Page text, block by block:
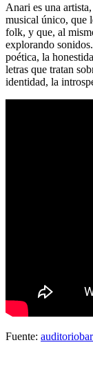
Anari es una
musical único, que
folk, y que, al
explorando
poética, la
letras que tratan
identidad, la
Fuente: